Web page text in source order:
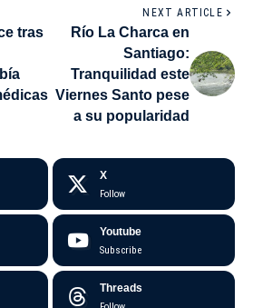
tras
NEXT ARTICLE
Río La Charca en
Santiago:
Tranquilidad este
Viernes Santo pese
a su popularidad
X
Follow
Youtube
Subscribe
Threads